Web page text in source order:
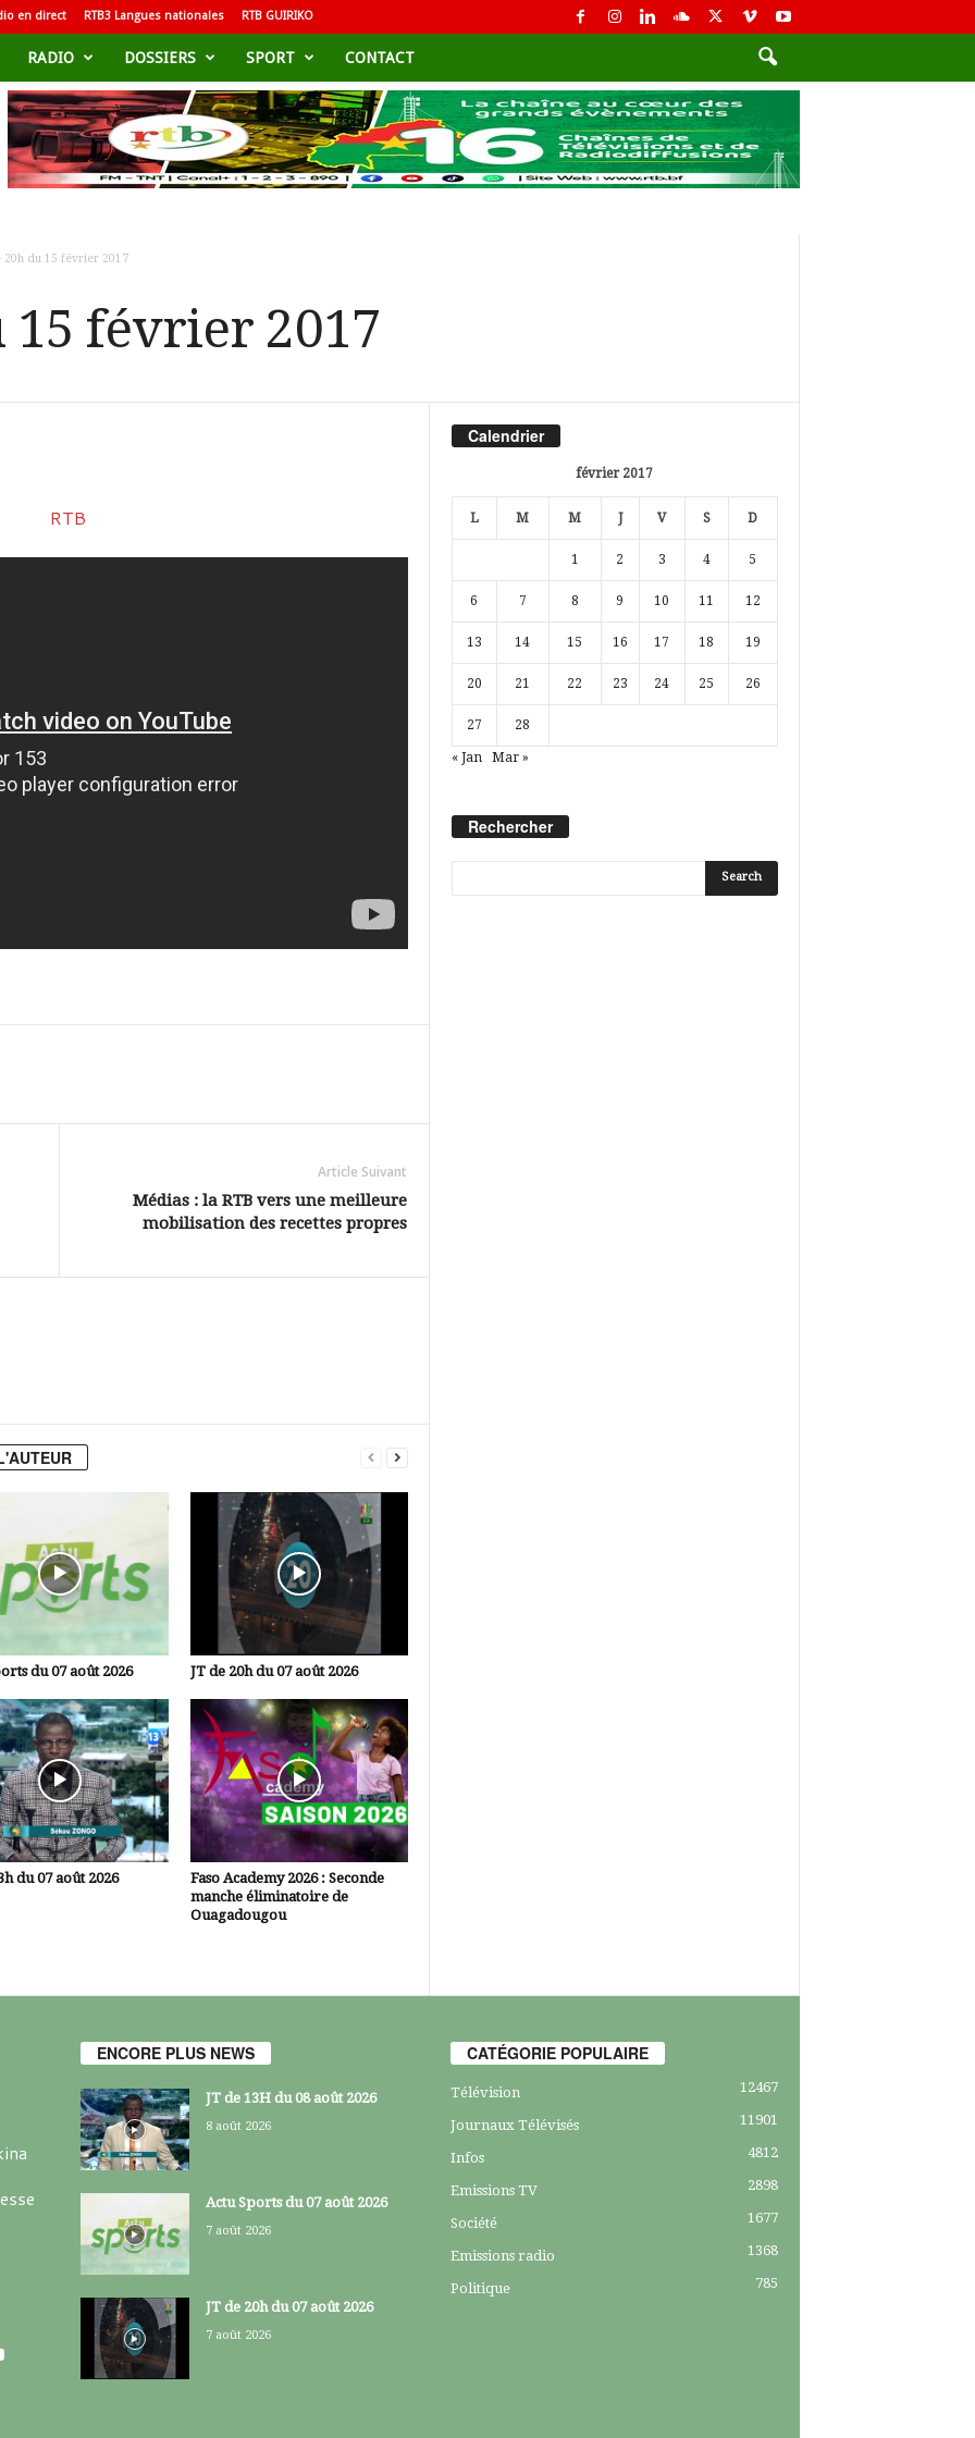
en direct RTB3 Langues nationales RTB GUIRIKO
RADIO DOSSIERS SPORT CONTACT
20h du 15 février 2017
15 février 2017
Article Suivant
Médias : la RTB vers une meilleure
mobilisation des recettes propres
du 07 août 2026 JT de 20h du 07 août 2026
du 07 août 2026
Faso Academy 2026 : Seconde
manche éliminatoire de
Ouagadougou
Calendrier
février 2017
L M M J V S D
1 2 3 4 5
6 7 8 9 10 11 12
13 14 15 16 17 18 19
20 21 22 23 24 25 26
27 28
« Jan Mar »
Rechercher
ENCORE PLUS NEWS
JT de 13H du 08 août 2026
8 août 2026
Actu Sports du 07 août 2026
7 août 2026
JT de 20h du 07 août 2026
7 août 2026
CATÉGORIE POPULAIRE
Télévision 12467
Journaux Télévisés 11901
Infos 4812
Emissions TV 2898
Société 1677
Emissions radio 1368
Politique 785